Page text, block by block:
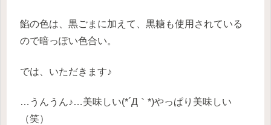
餡の色は、黒ごまに加えて、黒糖も使用されている
ので暗っぽい色合い。
では、いただきます♪
…うんうん♪…美味しい(*´Д｀*)やっぱり美味しい
（笑）